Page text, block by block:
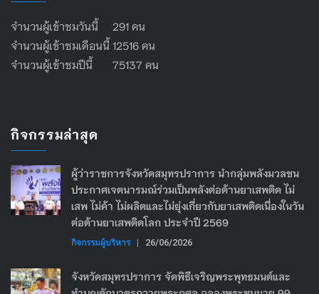
จำนวนผู้เข้าชมวันนี้ 291 คน
จำนวนผู้เข้าชมเดือนนี้ 12516 คน
จำนวนผู้เข้าชมปีนี้ 75137 คน
กิจกรรมล่าสุด
ผู้ว่าราชการจังหวัดสมุทรปราการ นำกลุ่มพลังมวลชน
ประกาศเจตนารมณ์ร่วมเป็นพลังต่อต้านยาเสพติด ไม่
เสพ ไม่ค้า ไม่ผลิตและไม่ยุ่งเกี่ยวกับยาเสพติดเนื่องในวัน
ต่อต้านยาเสพติดโลก ประจำปี 2569
กิจกรรมผู้บริหาร | 26/06/2026
จังหวัดสมุทรปราการ จัดพิธีเจริญพระพุทธมนต์และ